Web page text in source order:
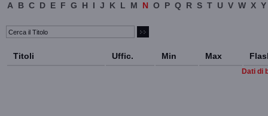
A B C D E F G H I J K L M N O P Q R S T U V W X Y
Titoli Uffic. Min Max
Dati di